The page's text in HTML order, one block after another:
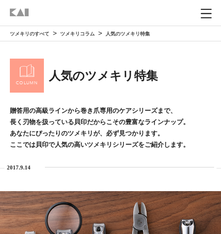
ホーム
ツメキリを知る
貝印のツメキリ
ツメキリができるまで
ツメキリの選び方 HOW TO CHOOSE
自分に合ったツメキリを選ぶ
ブランドで選ぶ
目的で選ぶ
ツメキリの使い方 HOW TO USE
ニッパーツメキリの正しい使い方
巻き爪の原因と予防
ツメキリコラム COLUMN
ツメキリのすべて ツメキリコラム 人気のツメキリ特集
COLUMN
人気のツメキリ特集
贈答用の高級ラインから巻き爪専用のケアシリーズまで、
長く刃物を扱っている貝印だからこその豊富なラインナップ。
あなたにぴったりのツメキリが、必ず見つかります。
ここでは貝印で人気の高いツメキリシリーズをご紹介します。
2017.9.14